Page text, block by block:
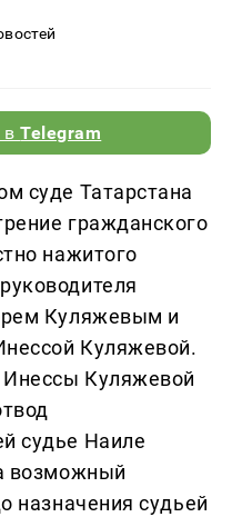
вTelegram
суде Татарстана
гражданского
нажитого
Куляжевым и
Куляжевой.
Инессы Куляжевой
судье Наиле
возможный
назначения судьей